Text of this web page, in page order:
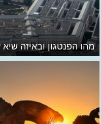
מהו הפנטגון ובאיזה